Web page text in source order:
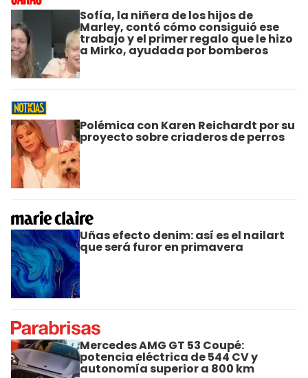
Sofía, la niñera de los hijos de
Marley, contó cómo consiguió ese
trabajo y el primer regalo que le hizo
a Mirko, ayudada por bomberos
Polémica con Karen Reichardt por su
proyecto sobre criaderos de perros
Uñas efecto denim: así es el nailart
que será furor en primavera
Mercedes AMG GT 53 Coupé:
potencia eléctrica de 544 CV y
autonomía superior a 800 km